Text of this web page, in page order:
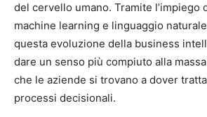
del cervello umano. Tramite l’impiego
machine learning e linguaggio
questa evoluzione della business
dare un senso più compiuto alla
che le aziende si trovano a dover
processi decisionali.